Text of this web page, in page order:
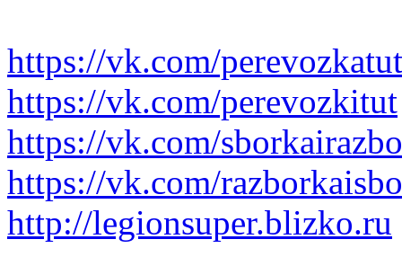
https://vk.com/perevozkatut
https://vk.com/perevozkitut
https://vk.com/
https://vk.com/
http://legionsuper.blizko.ru